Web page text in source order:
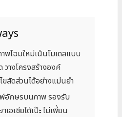
าพโฉมใหม่เน้นโมเดลแบบ
วางโครงสร้างองค์
ขสัดส่วนได้อย่างแม่นยำ
อักษรบนภาพ รองรับ
เอเชียได้เป๊ะ ไม่เพี้ยน